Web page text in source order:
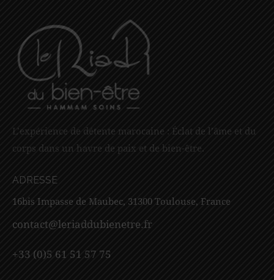
L’expérience de détente marocaine : Éclat de l’âme et du
corps dans un havre de paix et de bien-être.
ADRESSE
16bis Impasse de Maubec, 31300 Toulouse, France
contact@leriaddubienetre.fr
+33 (0)5 61 51 57 75